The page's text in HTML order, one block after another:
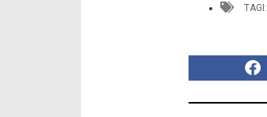
TAGI: